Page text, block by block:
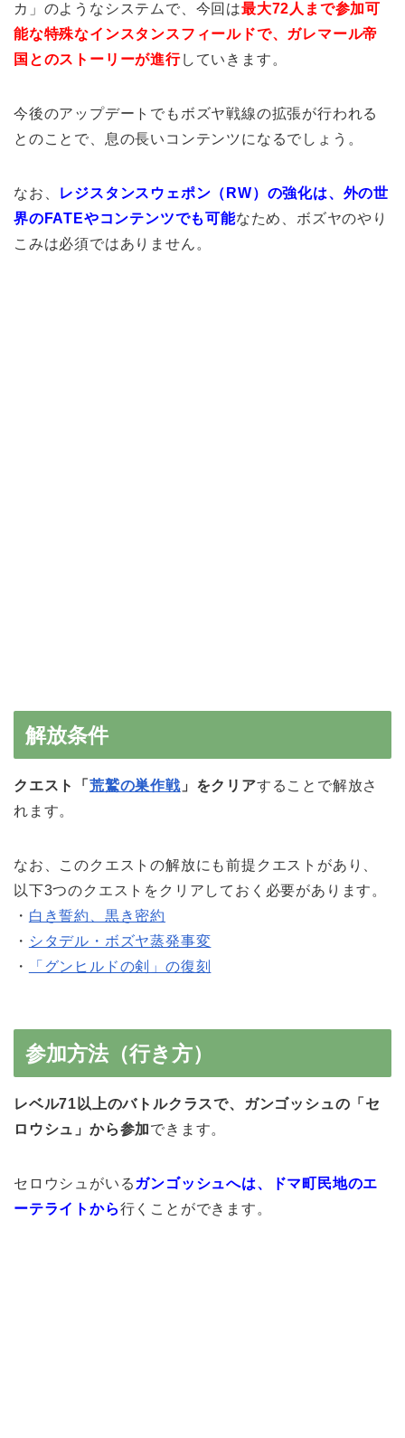
カ」のようなシステムで、今回は最大72人まで参加可
能な特殊なインスタンスフィールドで、ガレマール帝
国とのストーリーが進行していきます。
今後のアップデートでもボズヤ戦線の拡張が行われる
とのことで、息の長いコンテンツになるでしょう。
なお、 レジスタンスウェポン（RW）の強化は、外の世
界のFATEやコンテンツでも可能なため、ボズヤのやり
こみは必須ではありません。
解放条件
クエスト「 荒鷲の巣作戦」をクリアすることで解放さ
れます。
なお、このクエストの解放にも前提クエストがあり、
以下3つのクエストをクリアしておく必要があります。
・ 白き誓約、黒き密約
・ シタデル・ボズヤ蒸発事変
・
「グンヒルドの剣」の復刻
参加方法（行き方）
レベル71以上のバトルクラスで、ガンゴッシュの「セ
ロウシュ」から参加できます。
セロウシュがいる ガンゴッシュへは、ドマ町民地のエ
ーテライトから行くことができます。